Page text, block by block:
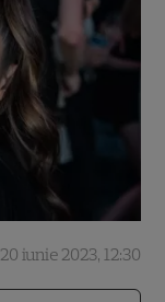
20 iunie 2023, 12:30